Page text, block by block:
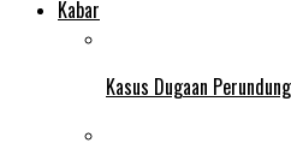
Kabar
Kasus Dugaan